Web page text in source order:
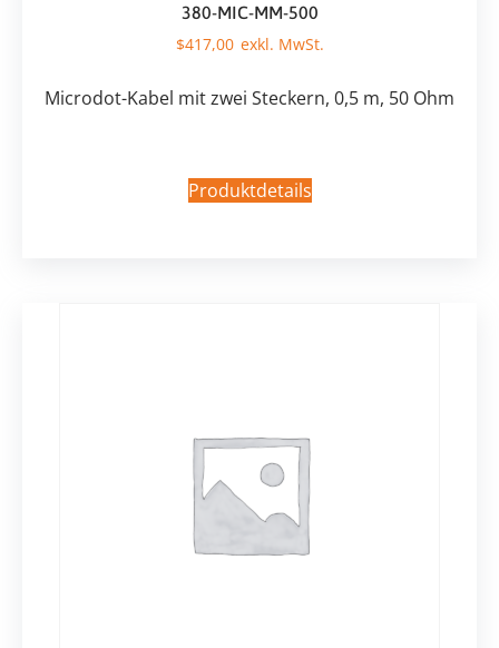
380-MIC-MM-500
$417,00
Microdot-Kabel mit zwei Steckern, 0,5 m, 50 Ohm
Produktdetails